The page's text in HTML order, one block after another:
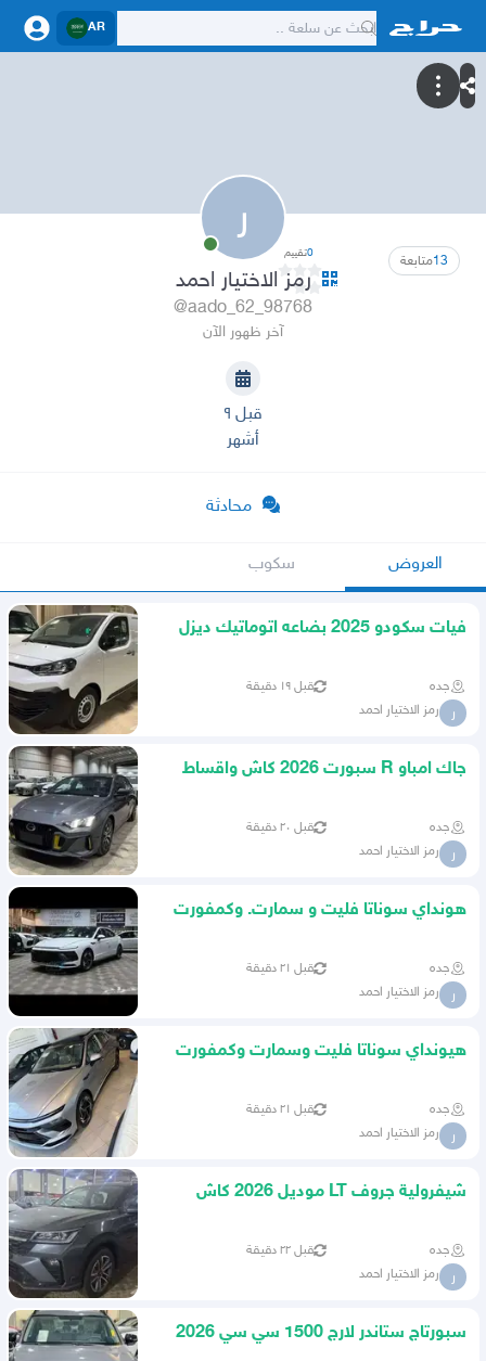
AR
ر
13متابعة 0تقييم
رمز الاختيار احمد
@aado_62_98768
آخر ظهور الآن
قبل ٩
أشهر
محادثة
العروض سكوب
فيات سكودو 2025 بضاعه اتوماتيك ديزل
جده قبل ١٩ دقيقة
ر رمز الاختيار احمد
جاك امباو R سبورت 2026 كاش واقساط
جده قبل ٢٠ دقيقة
ر رمز الاختيار احمد
هونداي سوناتا فليت و سمارت. وكمفورت
جده قبل ٢١ دقيقة
ر رمز الاختيار احمد
هيونداي سوناتا فليت وسمارت وكمفورت
جده قبل ٢١ دقيقة
ر رمز الاختيار احمد
شيفرولية جروف LT موديل 2026 كاش
جده قبل ٢٢ دقيقة
ر رمز الاختيار احمد
سبورتاج ستاندر لارج 1500 سي سي 2026